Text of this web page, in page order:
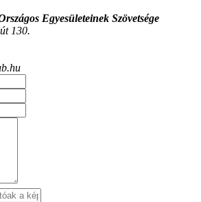
Egyesületeinek Szövetsége
130.